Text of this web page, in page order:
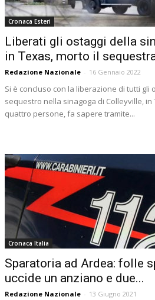
Cronaca Esteri
Liberati gli ostaggi della
in Texas, morto il
Redazione Nazionale - 16 Gennaio 2022
Si è concluso con la liberazione di tutti gli
sequestro nella sinagoga di Colleyville, in
quattro persone, fa sapere tramite...
Cronaca Italia
Sparatoria ad Ardea: folle
uccide un anziano e due...
Redazione Nazionale - 13 Giugno 2021